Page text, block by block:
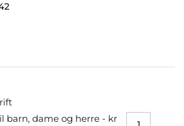
barn, dame og herre - kr